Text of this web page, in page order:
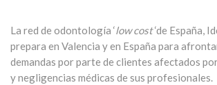
La red de odontología ‘low cost‘de España,
prepara en Valencia y en España para
demandas por parte de clientes afectados
y negligencias médicas de sus profesionales.